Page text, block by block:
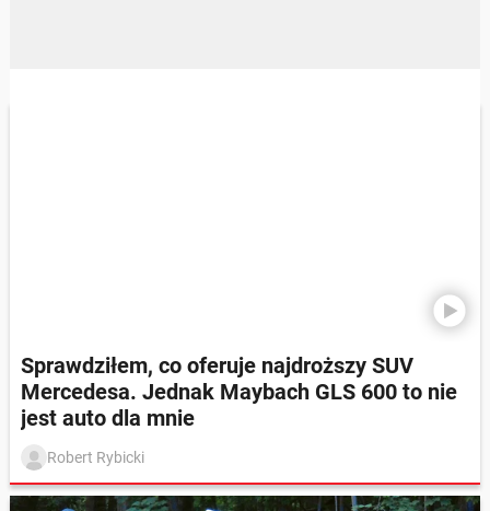
Sprawdziłem, co oferuje najdroższy SUV
Mercedesa. Jednak Maybach GLS 600 to nie
jest auto dla mnie
Robert Rybicki